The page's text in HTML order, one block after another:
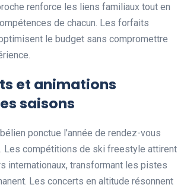
renforce les liens familiaux tout en
de chacun. Les forfaits
le budget sans compromettre
et animations
saisons
ponctue l’année de rendez-vous
compétitions de ski freestyle attirent
internationaux, transformant les pistes
Les concerts en altitude résonnent